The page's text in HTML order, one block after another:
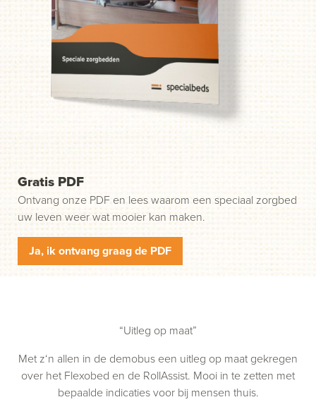
probleem. Wij helpen u in drie gemakkelijke stappen op
weg. Stap 1: klik op de groene knop "Start uw aanvraag"
en wij nemen contact met u op.
Gratis PDF
Ontvang onze PDF en lees waarom een speciaal zorgbed
uw leven weer wat mooier kan maken.
Ja, ik ontvang graag de PDF
“Uitleg op maat”
Met z‘n allen in de demobus een uitleg op maat gekregen
over het Flexobed en de RollAssist. Mooi in te zetten met
bepaalde indicaties voor bij mensen thuis.